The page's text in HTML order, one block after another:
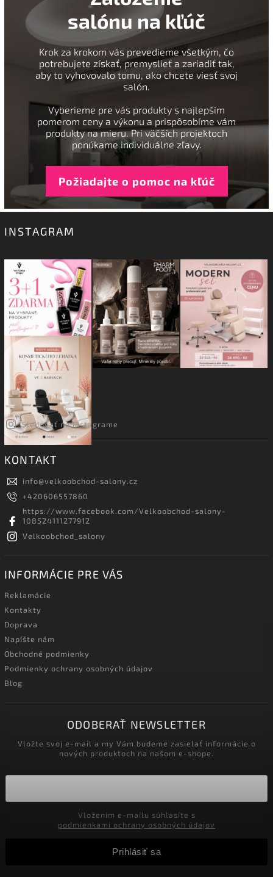
salónu na kľúč
Krok za krokom vás prevedieme všetkým, čo
potrebujete získať, premyslieť a zariadiť tak,
aby to vyhovovalo tomu, ako chcete viesť svoj
salón.
Vyberieme pre vás produkty s najlepším
pomerom ceny a výkonu a prispôsobíme vám
produkty na mieru. Pri väčších projektoch
ponúkame individuálne zľavy.
Požiadajte o pomoc na kľúč
INSTAGRAM
Sledovať na Instagrame
KONTAKT
info@velkoobchod-salony.cz
+420606557860
https://www.facebook.com/Velkoobchod-salony-
108524111277912
Velkoobchod_salony
INFORMÁCIE PRE VÁS
Reklamácie
Kontakty
Doprava
Napíšte nám
Obchodné podmienky
Podmienky ochrany osobných údajov
Blog
ODOBERAŤ NEWSLETTER
Vložte svoj e-mail a my Vám budeme zasielať informácie o
nových produktoch na našom e-shope.
podmienkami ochrany osobných údajov
Prihlásiť sa